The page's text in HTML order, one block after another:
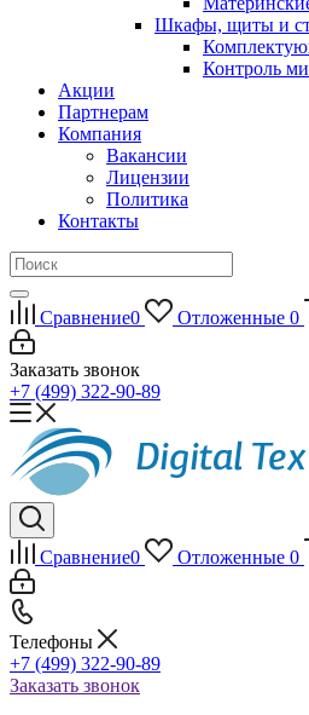
Шкафы, щиты и
Контроль
Акции
Партнерам
Компания
Вакансии
Лицензии
Политика
Контакты
Сравнение0 Отложенные 0
Заказать звонок
+7 (499) 322-90-89
Сравнение0 Отложенные 0
Телефоны
+7 (499) 322-90-89
Заказать звонок